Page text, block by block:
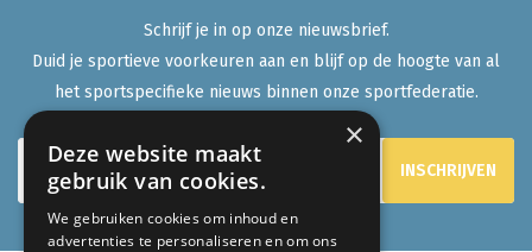
Schrijf je in op onze nieuwsbrief.
Duid je sportieve voorkeuren aan en blijf op de hoogte van al
het sportspecifieke nieuws binnen onze sportfederatie.
×
Deze website maakt
gebruik van cookies.
We gebruiken cookies om inhoud en
advertenties te personaliseren en om ons